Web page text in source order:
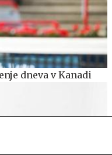
dneva v Kanadi